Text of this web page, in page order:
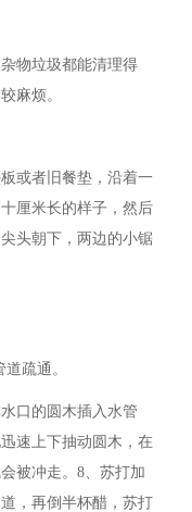
物垃圾都能清理得
麻烦。
或者旧餐垫，沿着一
厘米长的样子，然后
头朝下，两边的小锯
疏通。
口的圆木插入水管
速上下抽动圆木，在
被冲走。8、苏打加
，再倒半杯醋，苏打